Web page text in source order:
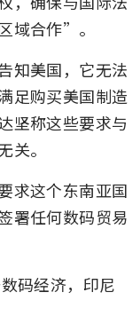
域合作”。
知美国，它无法
足购买美国制造
坚称这些要求与
关。
求这个东南亚国
署任何数码贸易
码经济，印尼